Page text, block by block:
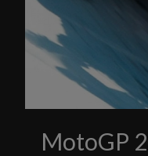
MotoGP